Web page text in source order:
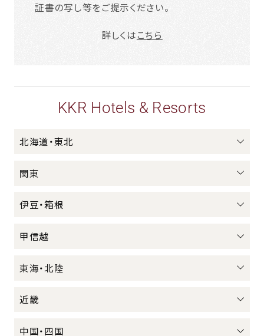
証書の写し等をご提示ください。
詳しくはこちら
KKR Hotels & Resorts
北海道・東北
関東
伊豆・箱根
甲信越
東海・北陸
近畿
中国・四国